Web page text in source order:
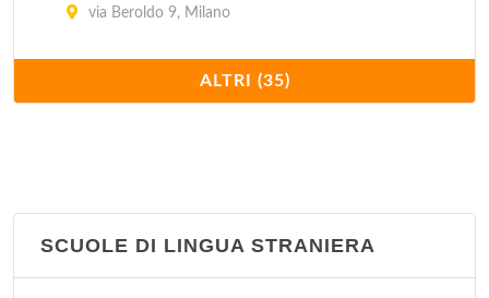
via Beroldo 9, Milano
Centro di Formazione D'Annunzio
via Gabriele D'Annunzio 17, Milano
Centro di Formazione Mincio
ALTRI (35)
SCUOLE DI LINGUA STRANIERA